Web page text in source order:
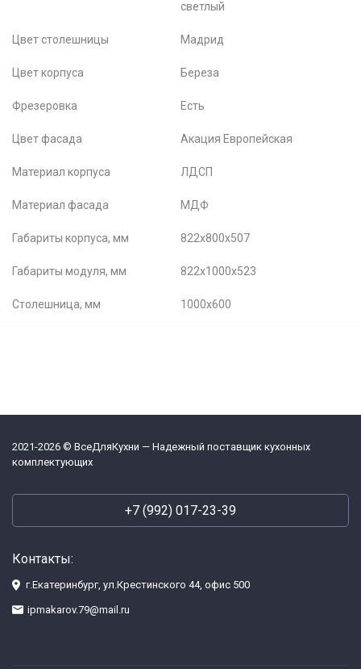
светлый
Цвет столешницы Мадрид
Цвет корпуса Береза
Фрезеровка Есть
Цвет фасада Акация Европейская
Материал корпуса ЛДСП
Материал фасада МДФ
Габариты корпуса, мм 822х800х507
Габариты модуля, мм 822х1000х523
Столешница, мм 1000х600
2021-2026 © ВсеДляКухни — Надежный поставщик кухонных
комплектующих
+7 (992) 017-23-39
Контакты:
г.Екатеринбург, ул.Крестинского 44, офис 500
ipmakarov.79@mail.ru